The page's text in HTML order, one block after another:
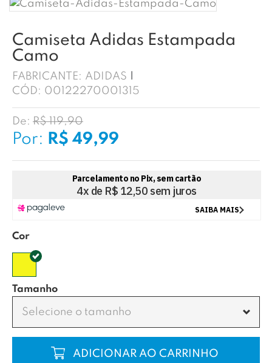
Camiseta Adidas Estampada
Camo
FABRICANTE: ADIDAS
CÓD: 00122270001315
De: R$ 119,90
Por: R$ 49,99
Cor
Tamanho
Selecione o tamanho
COMPRAR